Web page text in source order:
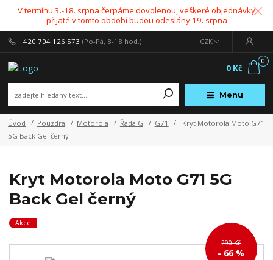
V termínu 3.-18. srpna čerpáme dovolenou, veškeré objednávky
přijaté v tomto období budou odeslány 19. srpna
Menu
CZK
+420 704 126 573 (Po-Pá, 8-18 hod.)
0
0 Kč
Úvod Pouzdra Motorola Řada G G71
Kryt Motorola Moto G71
5G Back Gel černý
Kryt Motorola Moto G71 5G
Back Gel černý
Akce
290 Kč
- 66 %